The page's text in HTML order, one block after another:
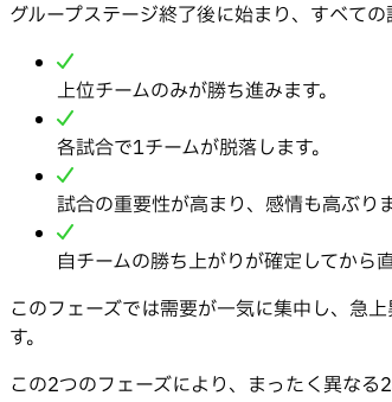
グループステージ終了後に始まり、すべて
上位チームのみが勝ち進みます。
各試合で1チームが脱落します。
試合の重要性が高まり、感情も高ぶりま
自チームの勝ち上がりが確定してから
このフェーズでは需要が一気に集中し、急
す。
この2つのフェーズにより、まったく異なる